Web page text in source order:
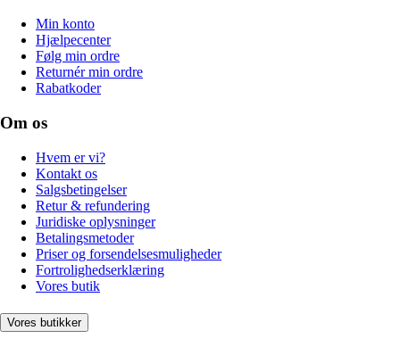
Min konto
Hjælpecenter
Følg min ordre
Returnér min ordre
Rabatkoder
Om os
Hvem er vi?
Kontakt os
Salgsbetingelser
Retur & refundering
Juridiske oplysninger
Betalingsmetoder
Priser og forsendelsesmuligheder
Fortrolighedserklæring
Vores butik
Vores butikker